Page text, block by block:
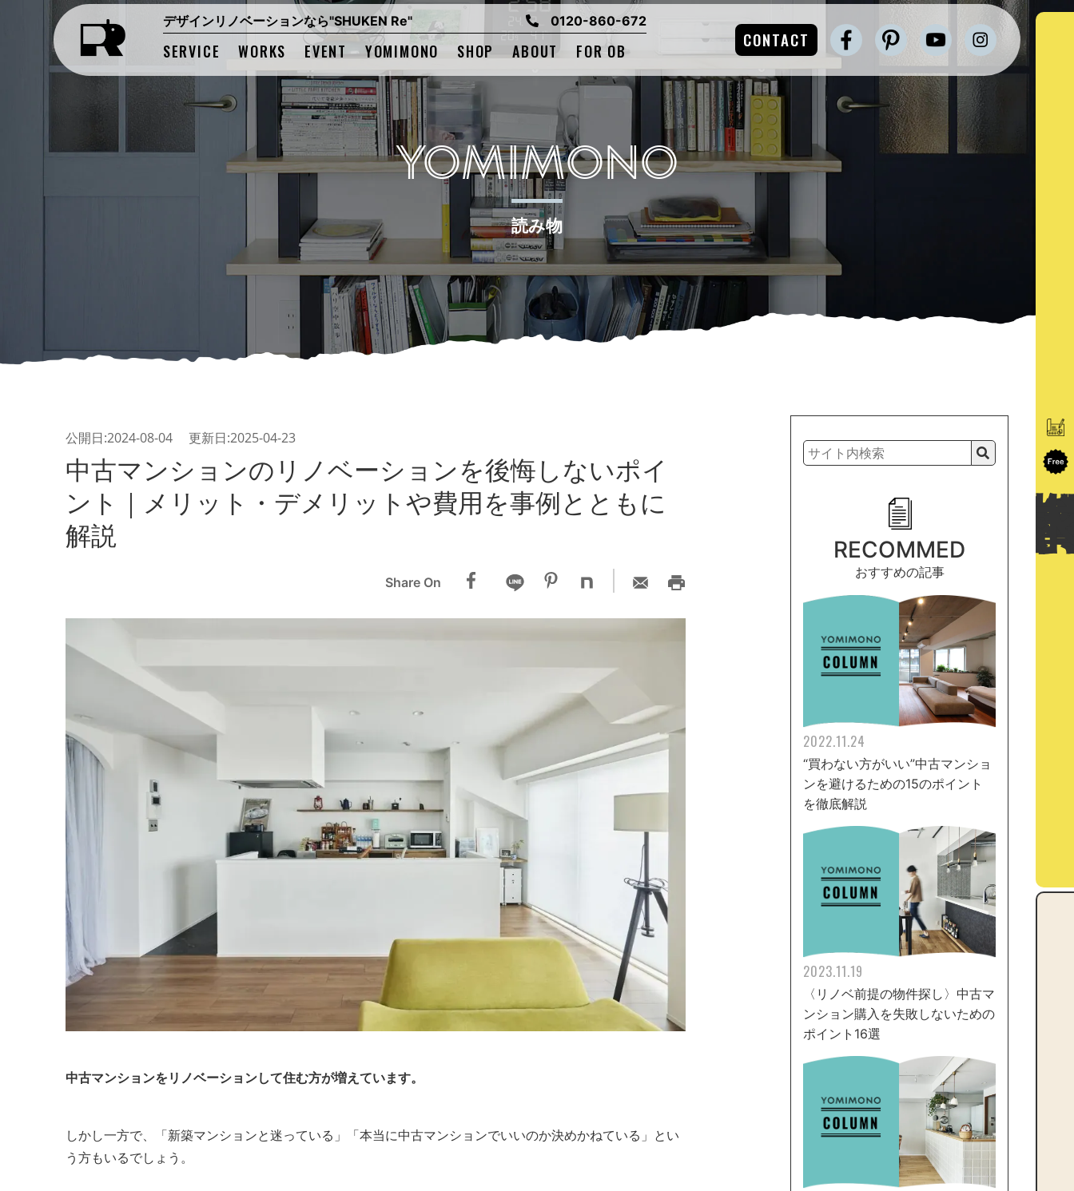
デザインリノベーションなら"SHUKEN Re" 0120-860-672
SERVICE WORKS EVENT YOMIMONO SHOP ABOUT FOR OB
CONTACT
YOMIMONO
読み物
公開日:2024-08-04 更新日:2025-04-23
中古マンションのリノベーションを後悔しないポイ
ント｜メリット・デメリットや費用を事例とともに
解説
Share On
中古マンションをリノベーションして住む方が増えています。
しかし一方で、「新築マンションと迷っている」「本当に中古マンションでいいのか決めかねている」とい
う方もいるでしょう。
RECOMMED
おすすめの記事
2022.11.24
“買わない方がいい”中古マンショ
ンを避けるための15のポイント
を徹底解説
2023.11.19
〈リノベ前提の物件探し〉中古マ
ンション購入を失敗しないための
ポイント16選